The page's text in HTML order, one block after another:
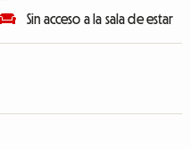
Sin acceso a la sala de estar